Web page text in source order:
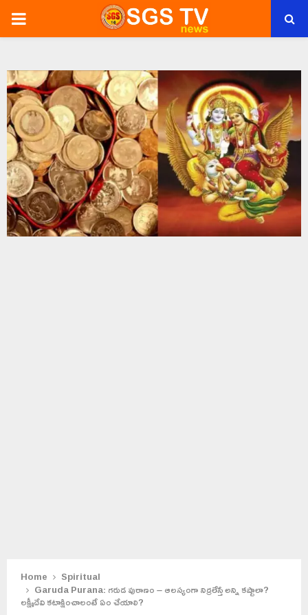
PRIMARY
Home Spiritual
Garuda Purana: గరుడ పురాణం – ఆలస్యంగా నిద్రలేస్తే అన్ని కష్టాలా?
లక్ష్మీదేవి కటాక్షించాలంటే ఏం చేయాలి?